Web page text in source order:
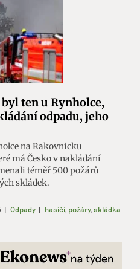
ten u Rynholce,
odpadu, jeho
na Rakovnicku
má Česko v nakládání
téměř 500 požárů
skládek.
| Odpady | hasiči, požáry, skládka